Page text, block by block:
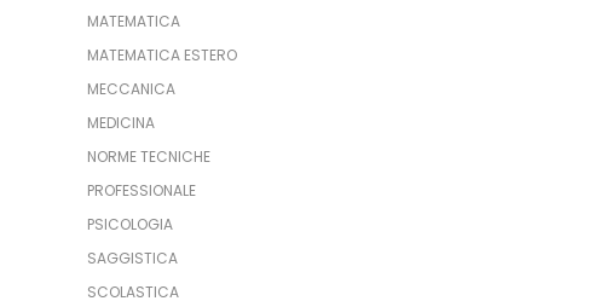
MATEMATICA
MATEMATICA ESTERO
MECCANICA
MEDICINA
NORME TECNICHE
PROFESSIONALE
PSICOLOGIA
SAGGISTICA
SCOLASTICA